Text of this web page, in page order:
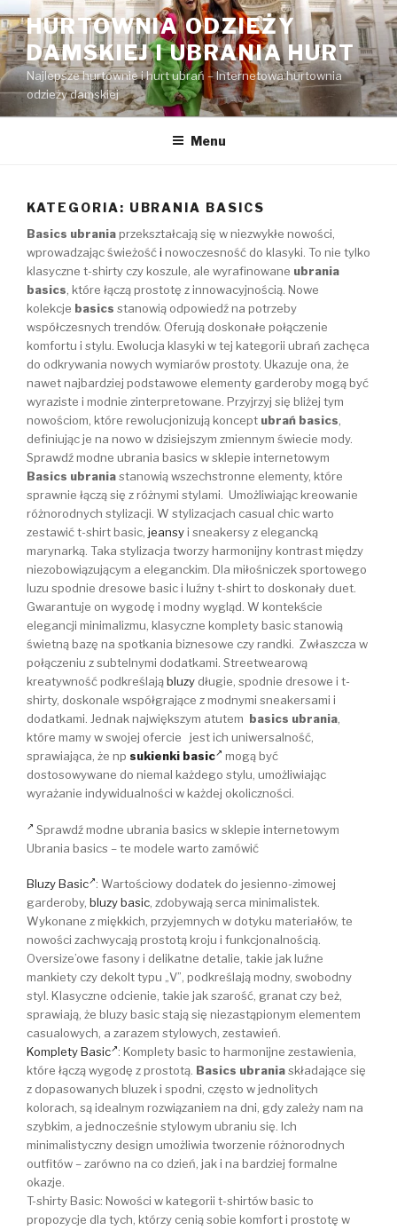
Przejdź
do
treści
HURTOWNIA ODZIEŻY
DAMSKIEJ I UBRANIA HURT
Najlepsze hurtownie i hurt ubrań – Internetowa hurtownia
odzieży damskiej
Menu
KATEGORIA: UBRANIA BASICS
Basics ubraniaprzekształcają się w niezwykłe nowości,
wprowadzając świeżośći nowoczesność do klasyki. To nie tylko
klasyczne t-shirty czy koszule, ale wyrafinowane ubrania
basics , które łączą prostotę z innowacyjnością. Nowe
kolekcje basics stanowią odpowiedź na potrzeby
współczesnych trendów. Oferują doskonałe połączenie
komfortu i stylu. Ewolucja klasyki w tej kategorii ubrań zachęca
do odkrywania nowych wymiarów prostoty. Ukazuje ona, że
nawet najbardziej podstawowe elementy garderoby mogą być
wyraziste i modnie zinterpretowane. Przyjrzyj się bliżej tym
nowościom, które rewolucjonizują koncept ubrań basics
definiując je na nowo w dzisiejszym zmiennym świecie mody.
Sprawdź modne ubrania basics w sklepie internetowym
Basics ubraniastanowią wszechstronne elementy, które
sprawnie łączą się z różnymi stylami. Umożliwiając kreowanie
różnorodnych stylizacji. W stylizacjach casual chic warto
zestawić t-shirt basic, jeansyi sneakersy z elegancką
marynarką. Taka stylizacja tworzy harmonijny kontrast między
niezobowiązującym a eleganckim. Dla miłośniczek sportowego
luzu spodnie dresowe basic i luźny t-shirt to doskonały duet.
Gwarantuje on wygodę i modny wygląd. W kontekście
elegancji minimalizmu, klasyczne komplety basic stanowią
świetną bazę na spotkania biznesowe czy randki. Zwłaszcza w
połączeniu z subtelnymi dodatkami. Streetwearową
kreatywność podkreślająbluzy długie, spodnie dresowe i t-
shirty, doskonale współgrające z modnymi sneakersami i
dodatkami. Jednak największym atutem basics ubrania
które mamy w swojej ofercie jest ich uniwersalność,
sprawiająca, że np sukienki basic
mogą być
dostosowywane do niemal każdego stylu, umożliwiając
wyrażanie indywidualności w każdej okoliczności.
Sprawdź modne ubrania basics w sklepie internetowym
Ubrania basics – te modele warto zamówić
Bluzy Basic : Wartościowy dodatek do jesienno-zimowej
garderoby, bluzy basic , zdobywają serca minimalistek.
Wykonane z miękkich, przyjemnych w dotyku materiałów, te
nowości zachwycają prostotą kroju i funkcjonalnością.
Oversize’owe fasony i delikatne detalie, takie jak luźne
mankiety czy dekolt typu „V”, podkreślają modny, swobodny
styl. Klasyczne odcienie, takie jak szarość, granat czy beż,
sprawiają, że bluzy basic stają się niezastąpionym elementem
casualowych, a zarazem stylowych, zestawień.
Komplety Basic : Komplety basic to harmonijne zestawienia,
które łączą wygodę z prostotą. Basics ubraniaskładające się
z dopasowanych bluzek i spodni, często w jednolitych
kolorach, są idealnym rozwiązaniem na dni, gdy zależy nam na
szybkim, a jednocześnie stylowym ubraniu się. Ich
minimalistyczny design umożliwia tworzenie różnorodnych
outfitów – zarówno na co dzień, jak i na bardziej formalne
okazje.
T-shirty Basic: Nowości w kategorii t-shirtów basic to
propozycje dla tych, którzy cenią sobie komfort i prostotę w